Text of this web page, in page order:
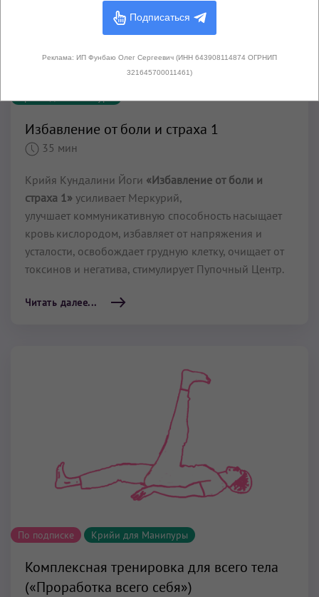
Избавление от боли и страха 1
35 мин
Крийя Кундалини Йоги «Избавление от боли и
страха 1» усиливает Меркурий,
улучшает коммуникативную способность насыщает
кровь кислородом, избавляет от напряжения и
усталости, освобождает грудную клетку, очищает от
токсинов и негатива, стимулирует Пупочный Центр.
Читать далее...
По подписке Крийи для Манипуры
Комплексная тренировка для всего тела
(«Проработка всего себя»)
Подписаться
Реклама: ИП Фунбаю Олег Сергеевич (ИНН 643908114874 ОГРНИП
321645700011461)